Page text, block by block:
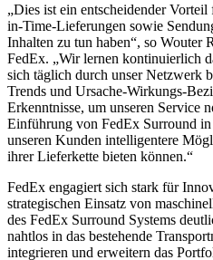
„Dies ist ein entscheidender
in-Time-Lieferungen sowie
Inhalten zu tun haben“, so Wouter
FedEx. „Wir lernen kontinuierlich
sich täglich durch unser Netzwerk
Trends und Ursache-Wirkungs-
Erkenntnisse, um unseren Service
Einführung von FedEx Surround
unseren Kunden intelligentere
ihrer Lieferkette bieten können.“
FedEx engagiert sich stark für
strategischen Einsatz von
des FedEx Surround Systems
nahtlos in das bestehende
integrieren und erweitern das